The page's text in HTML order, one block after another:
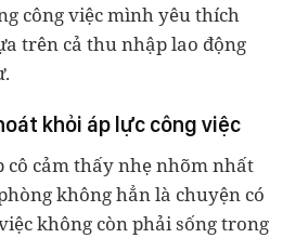
công việc mình yêu thích
trên cả thu nhập lao động
khỏi áp lực công việc
cô cảm thấy nhẹ nhõm nhất
không hẳn là chuyện có
không còn phải sống trong